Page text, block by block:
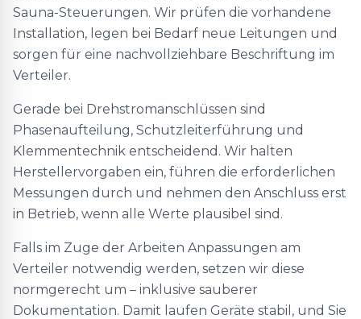
Sauna-Steuerungen. Wir prüfen die vorhandene
Installation, legen bei Bedarf neue Leitungen und
sorgen für eine nachvollziehbare Beschriftung im
Verteiler.
Gerade bei Drehstromanschlüssen sind
Phasenaufteilung, Schutzleiterführung und
Klemmentechnik entscheidend. Wir halten
Herstellervorgaben ein, führen die erforderlichen
Messungen durch und nehmen den Anschluss erst
in Betrieb, wenn alle Werte plausibel sind.
Falls im Zuge der Arbeiten Anpassungen am
Verteiler notwendig werden, setzen wir diese
normgerecht um – inklusive sauberer
Dokumentation. Damit laufen Geräte stabil, und Sie